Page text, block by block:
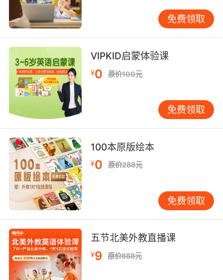
他们不服从任何规矩或地方法规
7. They're my bylaws, I can change them.
我定的内部制度 我可以改
8. Pursuant to the bylaws, you could dissolve
the company.
按照公司章程 你可以解散公司
9. I'm just quoting the bylaws you wrote.
我只是在引述你自己写的章程原文
10. Then I guess you're saying the bylaws are
bullshit.
你的意思是规章制度也是扯淡了
免费领取
VIPKID启蒙体验课
¥0 原价100元
免费领取
100本原版绘本
¥0 原价288元
免费领取
五节北美外教直播课
¥9 原价888元